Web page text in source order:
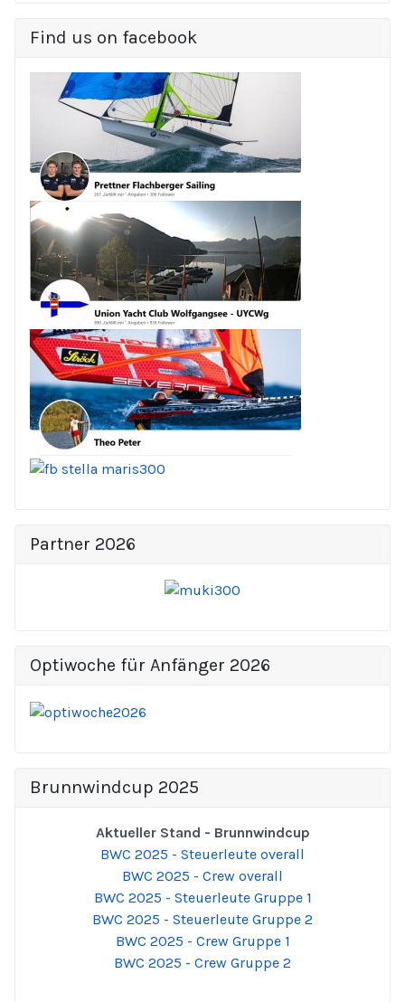
Find us on facebook
Partner 2026
Optiwoche für Anfänger 2026
Brunnwindcup 2025
Aktueller Stand - Brunnwindcup
BWC 2025 - Steuerleute overall
BWC 2025 - Crew overall
BWC 2025 - Steuerleute Gruppe 1
BWC 2025 - Steuerleute Gruppe 2
BWC 2025 - Crew Gruppe 1
BWC 2025 - Crew Gruppe 2